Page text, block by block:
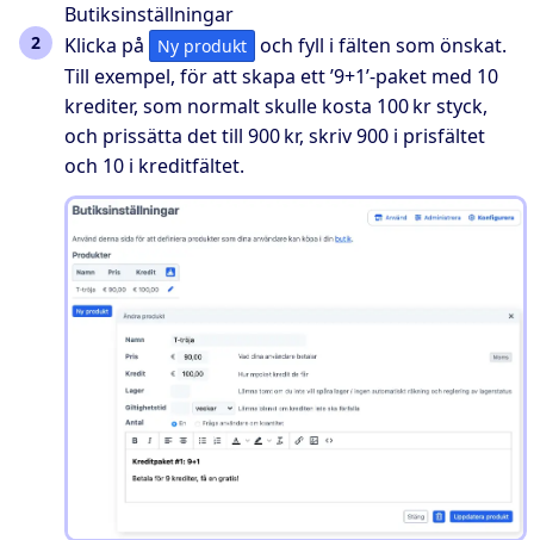
Butiksinställningar
Klicka på
Ny produkt och fyll i fälten som önskat.
Till exempel, för att skapa ett ’9+1’-paket med 10
krediter, som normalt skulle kosta 100 kr styck,
och prissätta det till 900 kr, skriv900i prisfältet
och 10 i kreditfältet.